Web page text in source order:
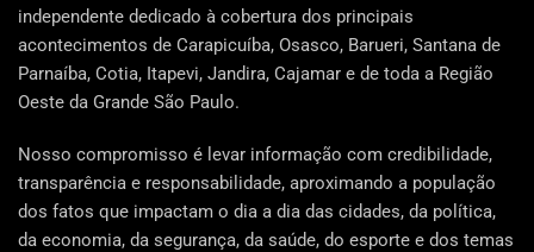
independente dedicado à cobertura dos principais
acontecimentos de Carapicuíba, Osasco, Barueri, Santana de
Parnaíba, Cotia, Itapevi, Jandira, Cajamar e de toda a Região
Oeste da Grande São Paulo.
Nosso compromisso é levar informação com credibilidade,
transparência e responsabilidade, aproximando a população
dos fatos que impactam o dia a dia das cidades, da política,
da economia, da segurança, da saúde, do esporte e dos temas